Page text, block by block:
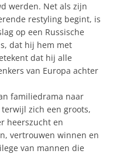
werden. Net als zijn
restyling begint, is
op een Russische
dat hij hem met
dat hij alle
van Europa achter
familiedrama naar
zich een groots,
heerszucht en
vertrouwen winnen en
van mannen die